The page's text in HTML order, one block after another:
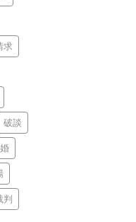
求
破談
判